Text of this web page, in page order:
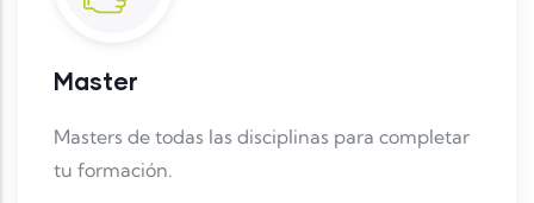
Master
Masters de todas las disciplinas para completar
tu formación.